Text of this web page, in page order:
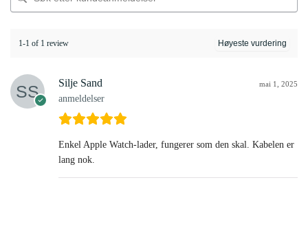
1-1 of 1 review
Silje Sand
anmeldelser
mai 1, 2025
Enkel Apple Watch-lader, fungerer som den skal. Kabelen er
lang nok.